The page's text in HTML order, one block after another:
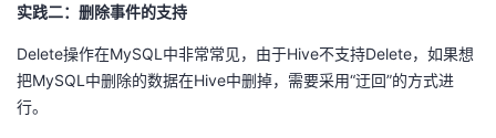
实践二：删除事件的支持
Delete操作在MySQL中非常常见，由于Hive不支持Delete，如果想
把MySQL中删除的数据在Hive中删掉，需要采用“迂回”的方式进
行。